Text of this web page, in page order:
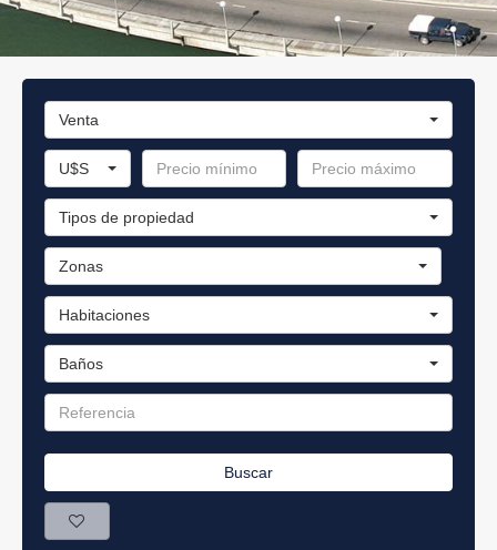
Venta
U$S
Tipos de propiedad
Zonas
Habitaciones
Baños
Buscar